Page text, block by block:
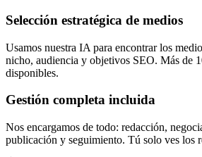
Selección estratégica de medios
Usamos nuestra IA para encontrar los
nicho, audiencia y objetivos SEO. Más de
disponibles.
Gestión completa incluida
Nos encargamos de todo: redacción,
publicación y seguimiento. Tú solo ves los